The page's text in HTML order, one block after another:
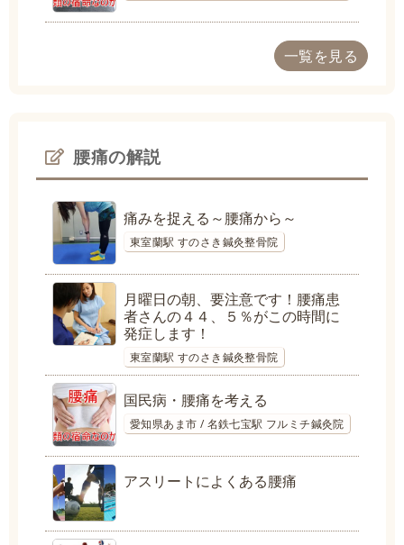
一覧を見る
腰痛の解説
痛みを捉える～腰痛から～
東室蘭駅 すのさき鍼灸整骨院
月曜日の朝、要注意です！腰痛患
者さんの４４、５％がこの時間に
発症します！
東室蘭駅 すのさき鍼灸整骨院
国民病・腰痛を考える
愛知県あま市 / 名鉄七宝駅 フルミチ鍼灸院
アスリートによくある腰痛